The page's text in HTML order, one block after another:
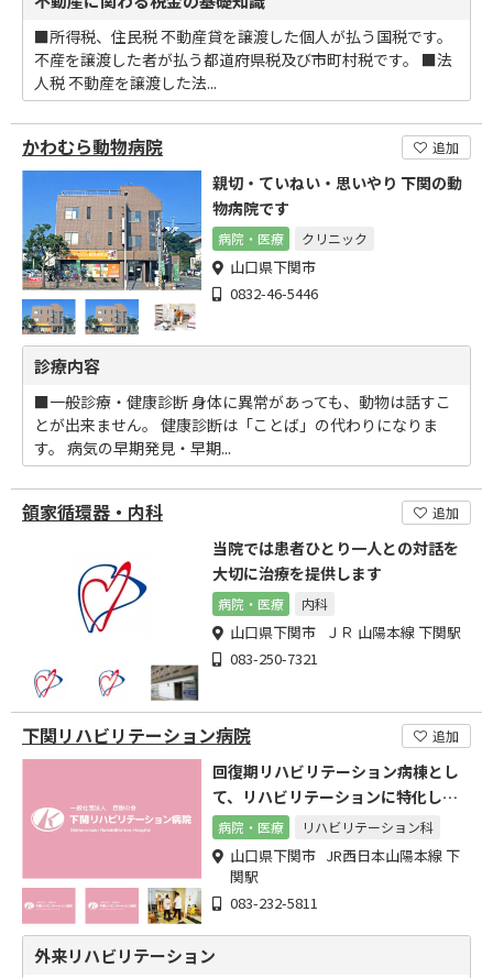
■所得税、住民税 不動産貸を譲渡した個人が払う国税です。
不産を譲渡した者が払う都道府県税及び市町村税です。 ■法
人税 不動産を譲渡した法...
かわむら動物病院 追加
親切・ていねい・思いやり 下関の動
物病院です
病院・医療 クリニック
山口県下関市
0832-46-5446
診療内容
■一般診療・健康診断 身体に異常があっても、動物は話すこ
とが出来ません。 健康診断は「ことば」の代わりになりま
す。 病気の早期発見・早期...
領家循環器・内科 追加
当院では患者ひとり一人との対話を
大切に治療を提供します
病院・医療 内科
山口県下関市 ＪＲ 山陽本線 下関駅
083-250-7321
下関リハビリテーション病院 追加
回復期リハビリテーション病棟とし
て、リハビリテーションに特化した
病院です
病院・医療 リハビリテーション科
山口県下関市 JR西日本山陽本線 下
関駅
083-232-5811
外来リハビリテーション